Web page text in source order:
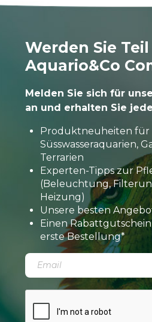
Werden Sie
Aquario&Co
Melden Sie sich für
an und erhalten Sie
Produktneuheiten für
Süsswasseraquarien,
Terrarien
Experten-Tipps zur
(Beleuchtung,
Heizung)
Unsere besten
Einen
erste Bestellung*